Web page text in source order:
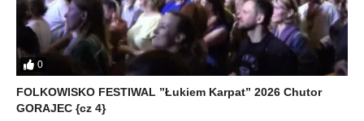
0
FOLKOWISKO FESTIWAL ”Łukiem Karpat” 2026 Chutor
GORAJEC {cz 4}